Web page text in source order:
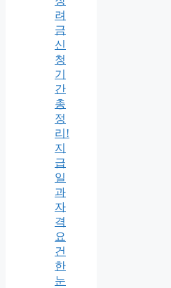
려
금
신
청
기
간
총
정
리!
지
급
일
과
자
격
요
건
한
눈